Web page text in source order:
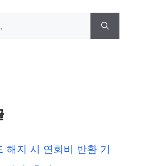
해지 시 연회비 반환 기